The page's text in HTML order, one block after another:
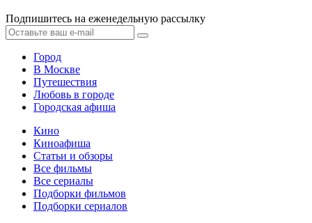
Подпишитесь на еженедельную рассылку
Город
В Москве
Путешествия
Любовь в городе
Городская афиша
Кино
Киноафиша
Статьи и обзоры
Все фильмы
Все сериалы
Подборки фильмов
Подборки сериалов